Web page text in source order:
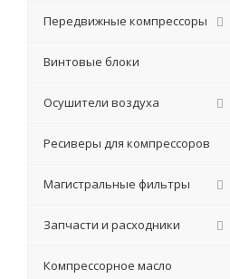
Передвижные компрессоры
Винтовые блоки
Осушители воздуха
Ресиверы для компрессоров
Магистральные фильтры
Запчасти и расходники
Компрессорное масло